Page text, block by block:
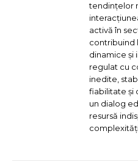
tendințelor
activă în
contribuind
dinamice și
regulat cu
inedite,
fiabilitate și
un dialog
resursă